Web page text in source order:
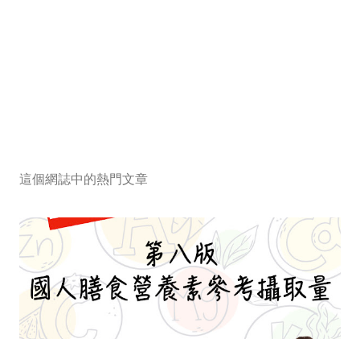
這個網誌中的熱門文章